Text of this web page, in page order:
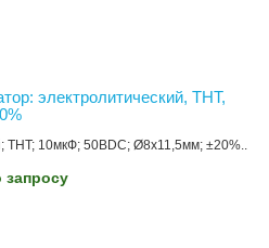
электролитический, THT,
THT; 10мкФ; 50ВDC; Ø8x11,5мм; ±20%..
запросу